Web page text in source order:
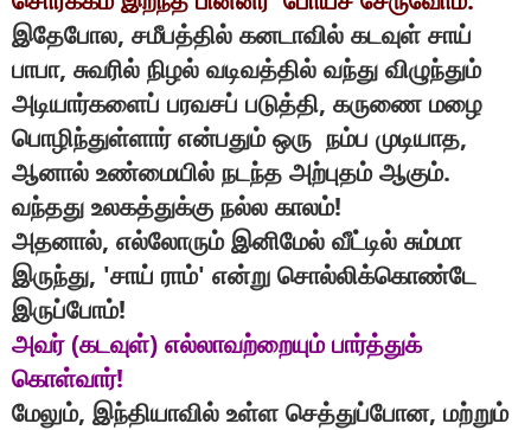
இதேபோல, சமீபத்தில் கனடாவில் கடவுள் சாய்
பாபா, சுவரில் நிழல் வடிவத்தில் வந்து விழுந்தும்
அடியார்களைப் பரவசப் படுத்தி, கருணை மழை
பொழிந்துள்ளார் என்பதும் ஒரு நம்ப முடியாத,
ஆனால் உண்மையில் நடந்த அற்புதம் ஆகும்.
வந்தது உலகத்துக்கு நல்ல காலம்!
அதனால், எல்லோரும் இனிமேல் வீட்டில் சும்மா
இருந்து, 'சாய் ராம்' என்று சொல்லிக்கொண்டே
இருப்போம்!
அவர்(கடவுள்) எல்லாவற்றையும் பார்த்துக்
கொள்வார்!
மேலும், இந்தியாவில் உள்ள செத்துப்போன, மற்றும்